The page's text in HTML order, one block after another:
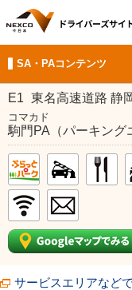
SA・PAコンテンツ
E1 東名高速道路 静
コマカド
駒門PA（パーキング
サービスエリアなど